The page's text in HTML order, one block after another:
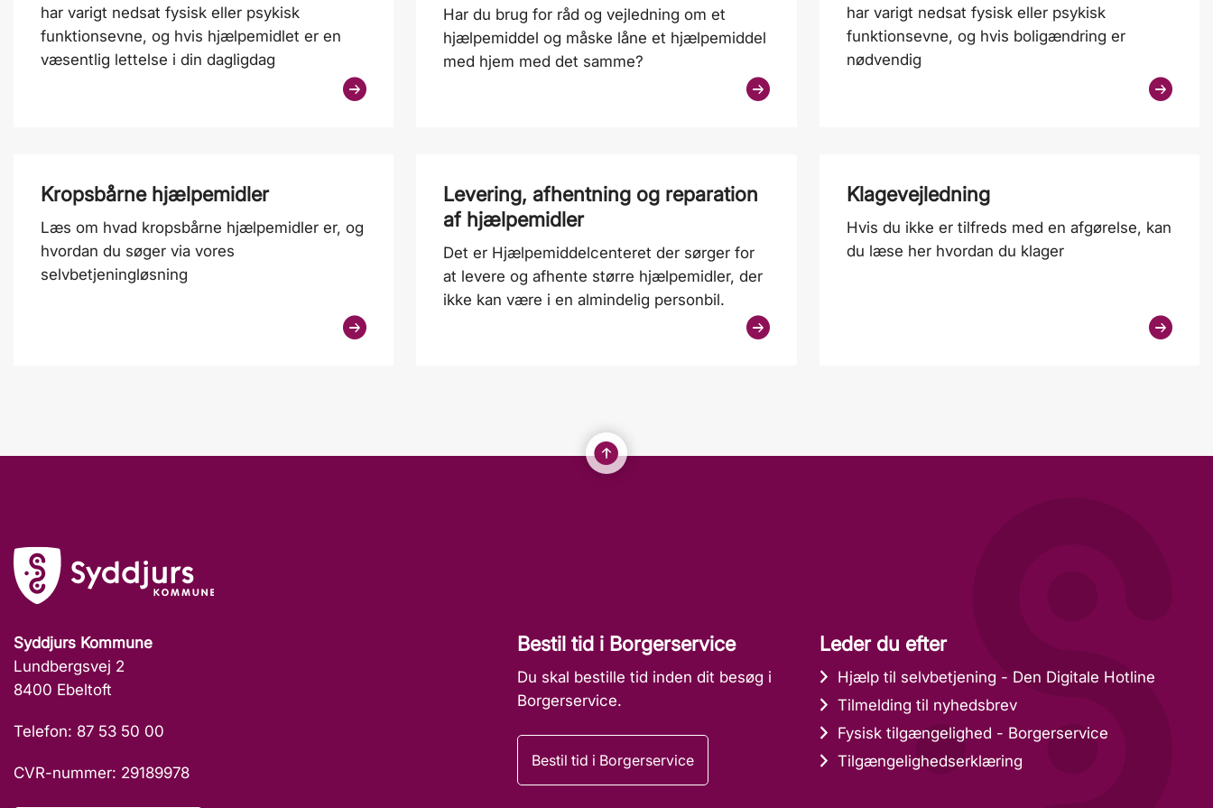
har varigt nedsat fysisk eller psykisk
funktionsevne, og hvis hjælpemidlet er en
væsentlig lettelse i din dagligdag
Har du brug for råd og vejledning om et
hjælpemiddel og måske låne et hjælpemiddel
med hjem med det samme?
har varigt nedsat fysisk eller psykisk
funktionsevne, og hvis boligændring er
nødvendig
Kropsbårne hjælpemidler
Læs om hvad kropsbårne hjælpemidler er, og
hvordan du søger via vores
selvbetjeningløsning
Levering, afhentning og reparation
af hjælpemidler
Det er Hjælpemiddelcenteret der sørger for
at levere og afhente større hjælpemidler, der
ikke kan være i en almindelig personbil.
Klagevejledning
Hvis du ikke er tilfreds med en afgørelse, kan
du læse her hvordan du klager
Syddjurs Kommune
Lundbergsvej 2
8400 Ebeltoft
Telefon: 87 53 50 00
CVR-nummer: 29189978
Bestil tid i Borgerservice
Du skal bestille tid inden dit besøg i
Borgerservice.
Bestil tid i Borgerservice
Leder du efter
Hjælp til selvbetjening - Den Digitale Hotline
Tilmelding til nyhedsbrev
Fysisk tilgængelighed - Borgerservice
Tilgængelighedserklæring